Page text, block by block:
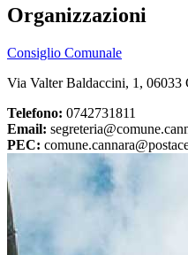
Organizzazioni
Consiglio Comunale
Via Valter Baldaccini, 1, 06033
Telefono: 0742731811
Email:
PEC: